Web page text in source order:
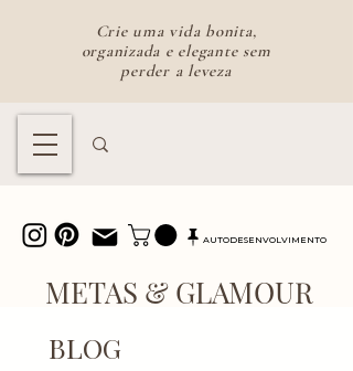
Crie uma vida bonita,
organizada e elegante sem
perder a leveza
AUTODESENVOLVIMENTO
METAS & GLAMOUR
BLOG